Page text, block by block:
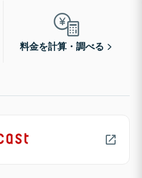
料金を計算・調べる